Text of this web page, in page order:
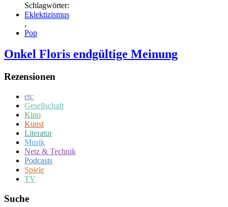
Schlagwörter:
Ek­lek­ti­zis­mus
,
Pop
Onkel Floris endgültige Meinung
Rezensionen
etc
Gesellschaft
Kino
Kunst
Literatur
Musik
Netz & Technik
Podcasts
Spiele
TV
Suche